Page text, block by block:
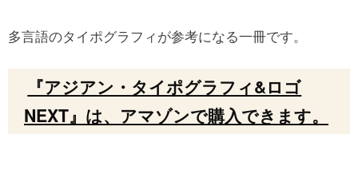
多言語のタイポグラフィが参考になる一冊です。
『アジアン・タイポグラフィ&ロゴ
NEXT』は、アマゾンで購入できます。